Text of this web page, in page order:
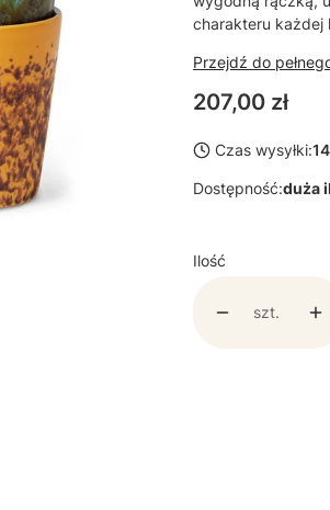
charakteru każdej
Przejdź do
Cena
207,00 zł
Czas wysyłki:
Dostępność:duża
Ilość
szt.